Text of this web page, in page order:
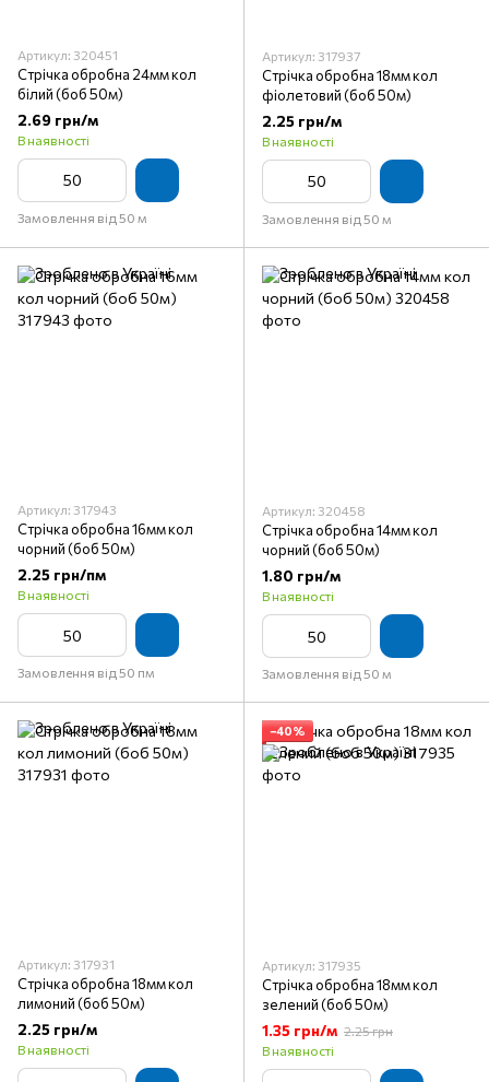
Артикул: 320451
Стрічка обробна 24мм кол
білий (боб 50м)
2.69 грн/м
В наявності
Замовлення від 50 м
Артикул: 317937
Стрічка обробна 18мм кол
фіолетовий (боб 50м)
2.25 грн/м
В наявності
Замовлення від 50 м
Артикул: 317943
Стрічка обробна 16мм кол
чорний (боб 50м)
2.25 грн/пм
В наявності
Замовлення від 50 пм
Артикул: 320458
Стрічка обробна 14мм кол
чорний (боб 50м)
1.80 грн/м
В наявності
Замовлення від 50 м
Артикул: 317931
Стрічка обробна 18мм кол
лимоний (боб 50м)
2.25 грн/м
В наявності
−40%
Артикул: 317935
Стрічка обробна 18мм кол
зелений (боб 50м)
1.35 грн/м 2.25 грн
В наявності